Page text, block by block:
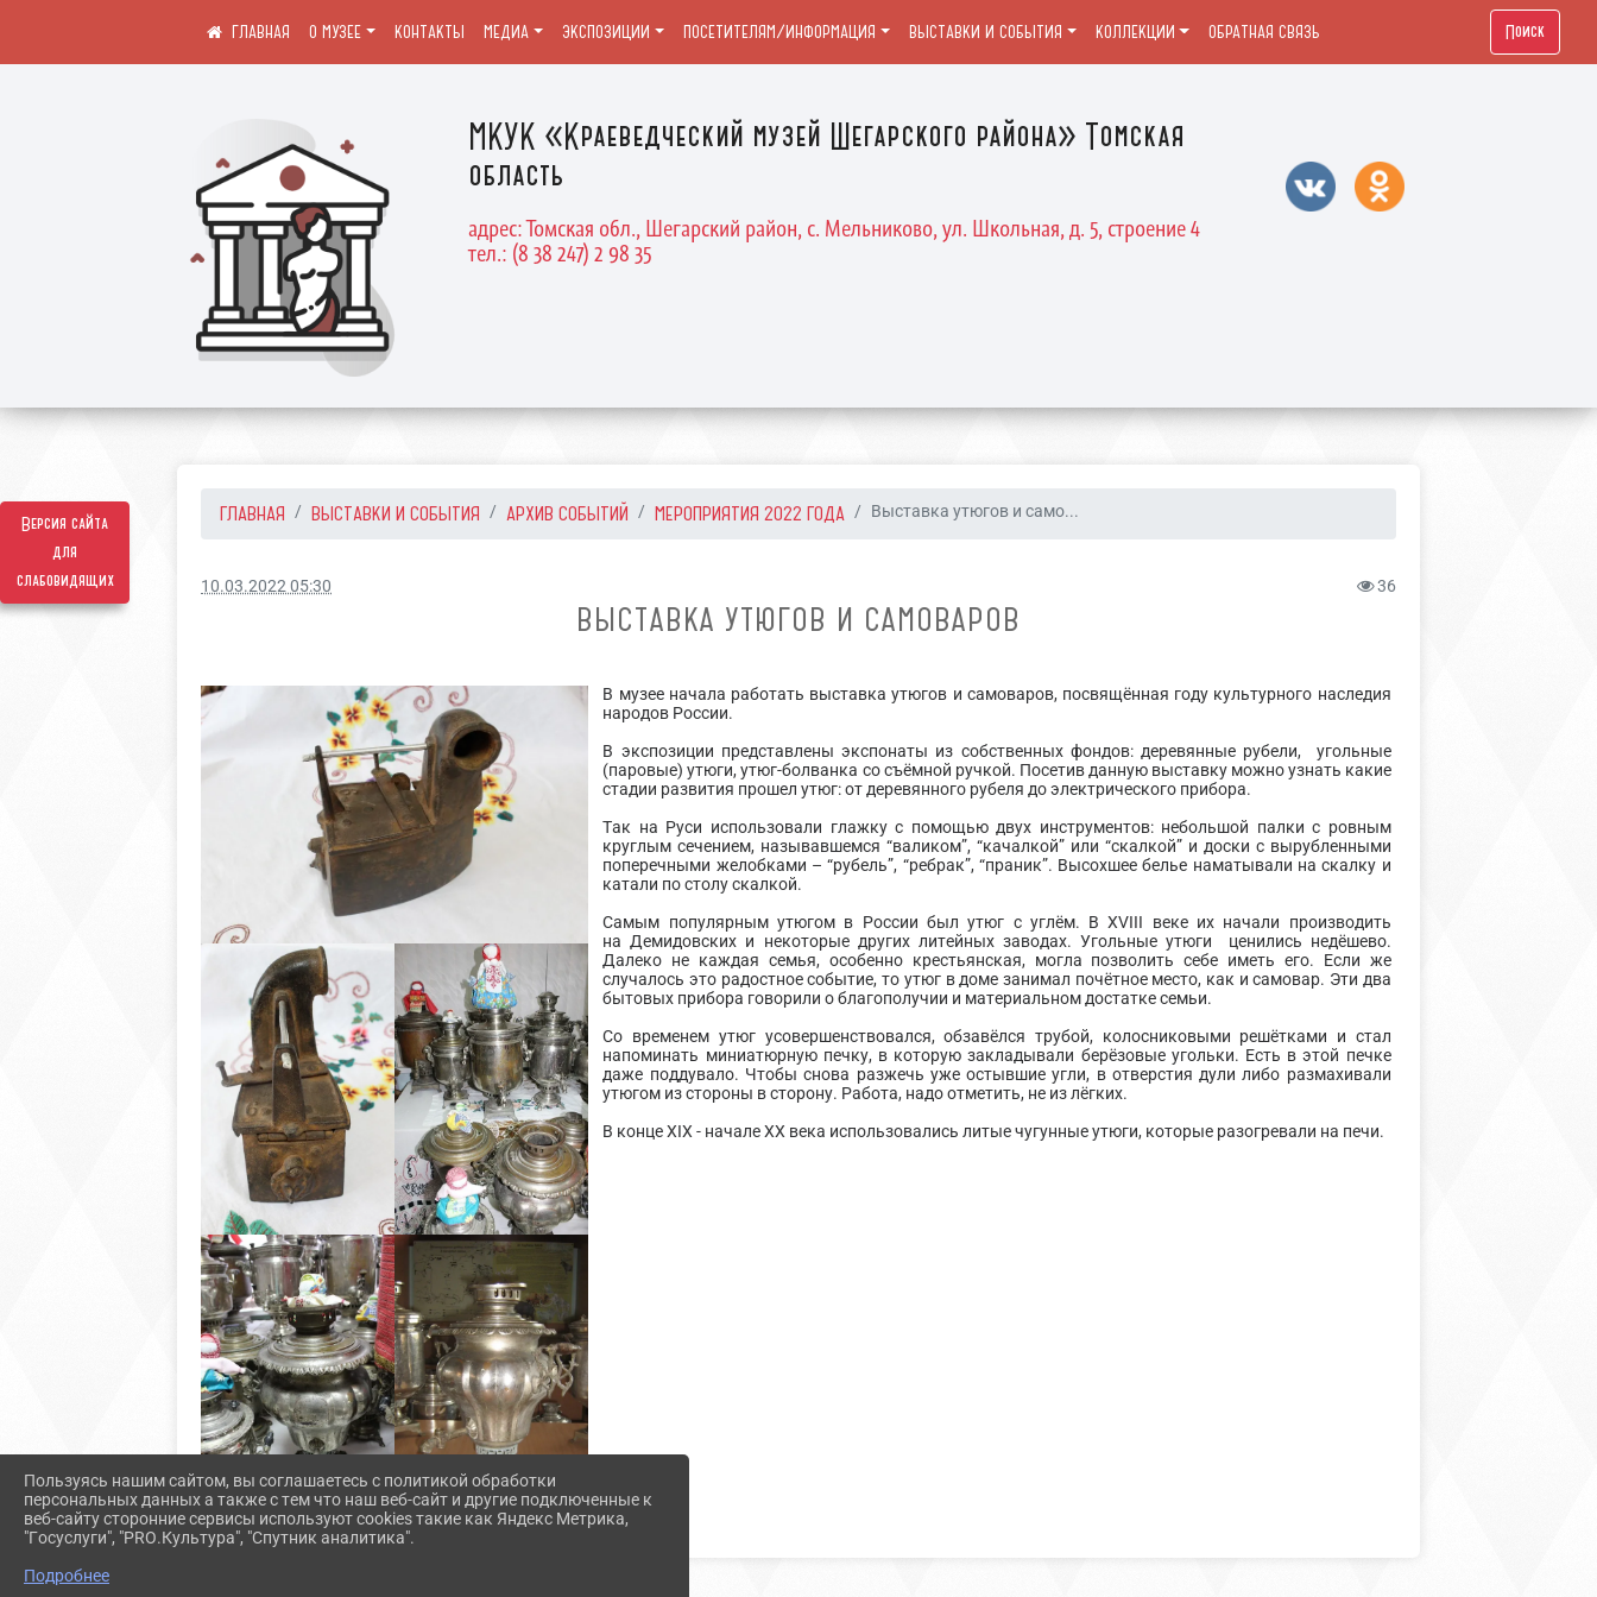
Версия сайта
для
слабовидящих
МКУК «Краеведческий музей Шегарского района» Томская
область
адрес: Томская обл., Шегарский район, с. Мельниково, ул. Школьная, д. 5, строение 4
тел.: (8 38 247) 2 98 35
О МУЗЕЕ КОНТАКТЫ МЕДИА ЭКСПОЗИЦИИ ПОСЕТИТЕЛЯМ/ИНФОРМАЦИЯ ВЫСТАВКИ И СОБЫТИЯ КОЛЛЕКЦИИ ОБРАТНАЯ СВЯЗЬ Поиск
ГЛАВНАЯ ВЫСТАВКИ И СОБЫТИЯ АРХИВ СОБЫТИЙ МЕРОПРИЯТИЯ 2022 ГОДА Выставка утюгов и само...
10.03.2022 05:30 36
ВЫСТАВКА УТЮГОВ И САМОВАРОВ
В музее начала работать выставка утюгов и самоваров, посвящённая году культурного наследия
народов России.
В экспозиции представлены экспонаты из собственных фондов: деревянные рубели, угольные
(паровые) утюги, утюг-болванка со съёмной ручкой. Посетив данную выставку можно узнать какие
стадии развития прошел утюг: от деревянного рубеля до электрического прибора.
Так на Руси использовали глажку с помощью двух инструментов: небольшой палки с ровным
круглым сечением, называвшемся “валиком”, “качалкой” или “скалкой” и доски с вырубленными
поперечными желобками – “рубель”, “ребрак”, “праник”. Высохшее белье наматывали на скалку и
катали по столу скалкой.
Самым популярным утюгом в России был утюг с углём. В XVIII веке их начали производить
на Демидовских и некоторые других литейных заводах. Угольные утюги ценились недёшево.
Далеко не каждая семья, особенно крестьянская, могла позволить себе иметь его. Если же
случалось это радостное событие, то утюг в доме занимал почётное место, как и самовар. Эти два
бытовых прибора говорили о благополучии и материальном достатке семьи.
Со временем утюг усовершенствовался, обзавёлся трубой, колосниковыми решётками и стал
напоминать миниатюрную печку, в которую закладывали берёзовые угольки. Есть в этой печке
даже поддувало. Чтобы снова разжечь уже остывшие угли, в отверстия дули либо размахивали
утюгом из стороны в сторону. Работа, надо отметить, не из лёгких.
В конце XIX - начале XX века использовались литые чугунные утюги, которые разогревали на печи.
Пользуясь нашим сайтом, вы соглашаетесь с политикой обработки
персональных данных а также с тем что наш веб-сайт и другие подключенные к
веб-сайту сторонние сервисы используют cookies такие как Яндекс Метрика,
"Госуслуги", "PRO.Культура", "Спутник аналитика".
Подробнее